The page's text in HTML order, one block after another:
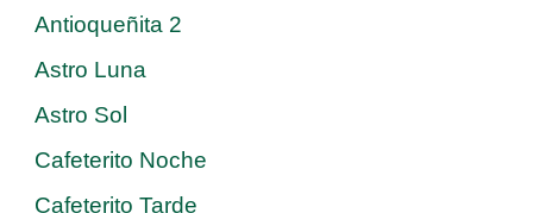
Antioqueñita 2
Astro Luna
Astro Sol
Cafeterito Noche
Cafeterito Tarde